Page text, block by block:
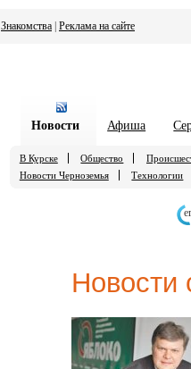
Знакомства Реклама на сайте
Новости Афиша
В Курске Общество
Новости Черноземья
Технологии
Новости